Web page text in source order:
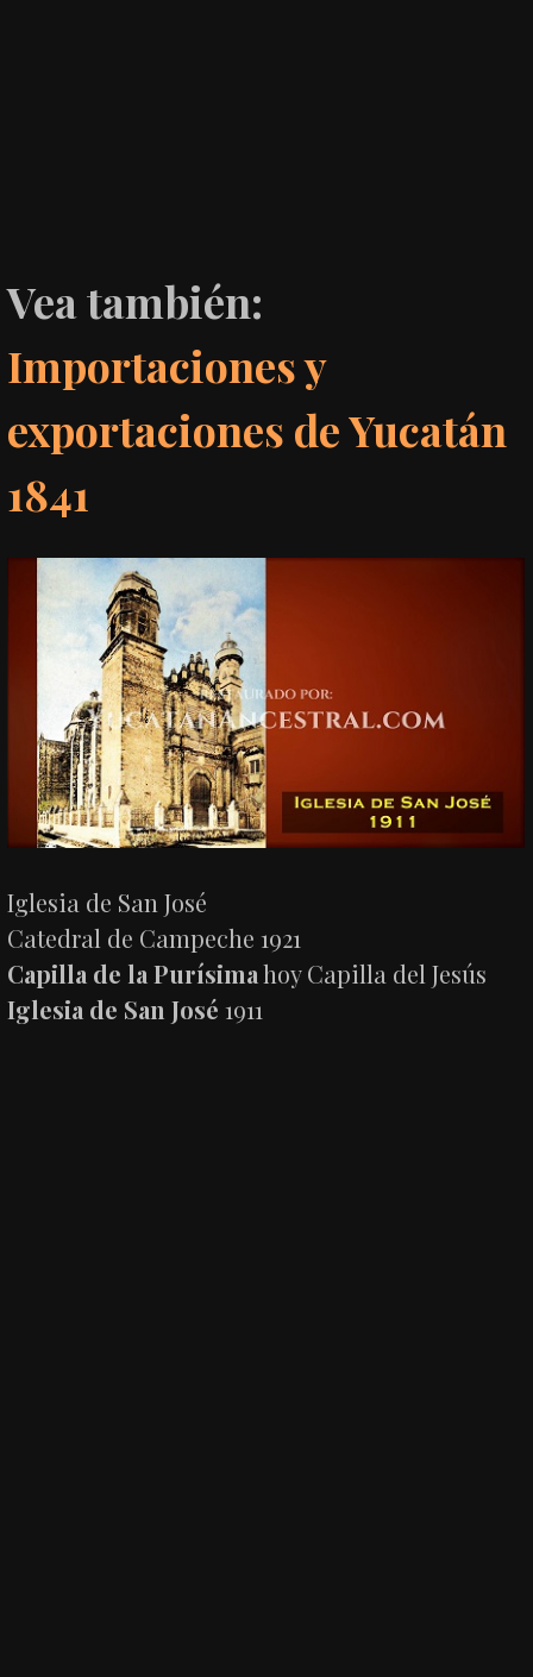
Vea también:
Importaciones y
exportaciones de Yucatán
1841
Iglesia de San José
Catedral de Campeche 1921
Capilla de la Purísimahoy Capilla del Jesús
Iglesia de San José 1911